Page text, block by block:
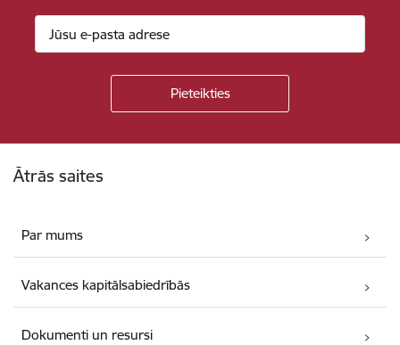
Ātrās saites
Par mums
Vakances kapitālsabiedrībās
Dokumenti un resursi